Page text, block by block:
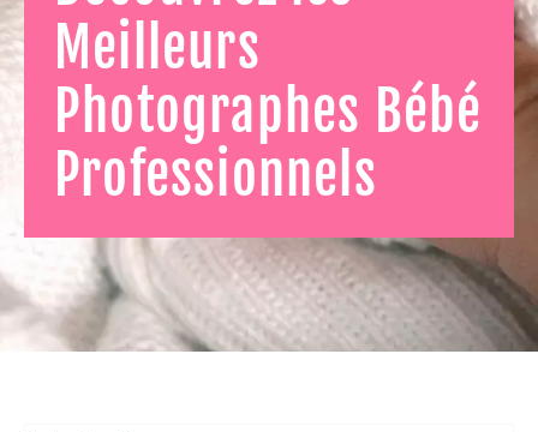
Meilleurs
Photographes Bébé
Professionnels